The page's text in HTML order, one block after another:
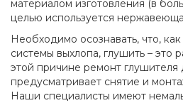
материалом изготовления (в
целью используется
Необходимо осознавать, что,
системы выхлопа, глушить – это
этой причине ремонт
предусматривает снятие и
Наши специалисты имеют